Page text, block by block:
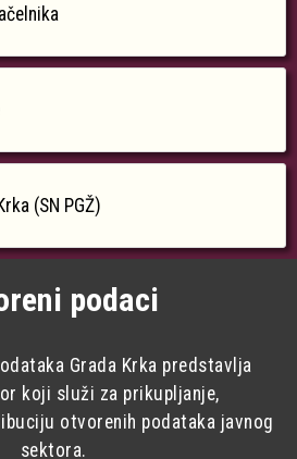
(SN PGŽ)
podaci
Grada Krka predstavlja
koji služi za prikupljanje,
otvorenih podataka javnog
sektora.